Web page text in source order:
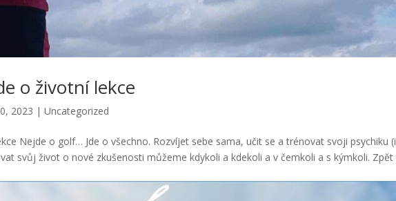
o životní lekce
2023 |Uncategorized
Nejde o golf… Jde o všechno. Rozvíjet sebe sama, učit se a trénovat svoji psychiku (i
svůj život o nové zkušenosti můžeme kdykoli a kdekoli a v čemkoli a s kýmkoli. Zpět